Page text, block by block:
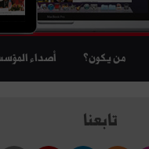
من يكون؟ أصداء
تابعنا